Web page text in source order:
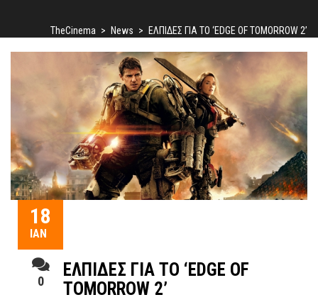
TheCinema > News > ΕΛΠΙΔΕΣ ΓΙΑ ΤΟ ‘EDGE OF TOMORROW 2’
18
ΙΑΝ
0
ΕΛΠΙΔΕΣ ΓΙΑ ΤΟ ‘EDGE OF
TOMORROW 2’